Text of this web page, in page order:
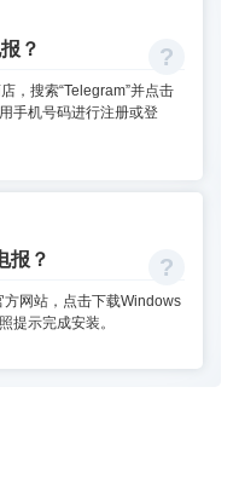
？
，搜索“Telegram”并点击
手机号码进行注册或登
报？
网站，点击下载Windows
提示完成安装。